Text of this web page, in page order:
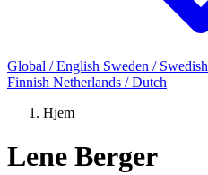
Global / English Sweden / Swedish
Finnish Netherlands / Dutch
Hjem
Lene Berger